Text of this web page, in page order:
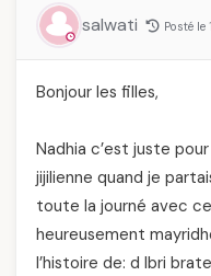
salwati Posté le
Bonjour les filles,
Nadhia c’est juste
jijilienne quand je
toute la journé avec
heureusement
l’histoire de: d lbri